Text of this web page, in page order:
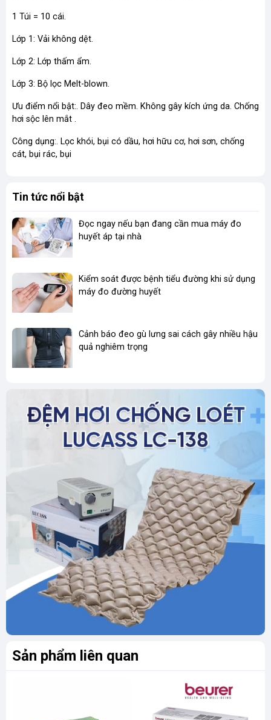
1 Túi = 10 cái.
Lớp 1: Vải không dệt.
Lớp 2: Lớp thấm ẩm.
Lớp 3: Bộ lọc Melt-blown.
Ưu điểm nổi bật:. Dây đeo mềm. Không gây kích ứng da. Chống
hơi sộc lên mắt .
Công dụng:. Lọc khói, bụi có dầu, hơi hữu cơ, hơi sơn, chống
cát, bụi rác, bụi
Tin tức nổi bật
Đọc ngay nếu bạn đang cần mua máy đo
huyết áp tại nhà
Kiểm soát được bệnh tiểu đường khi sử dụng
máy đo đường huyết
Cảnh báo đeo gù lưng sai cách gây nhiều hậu
quả nghiêm trọng
Sản phẩm liên quan